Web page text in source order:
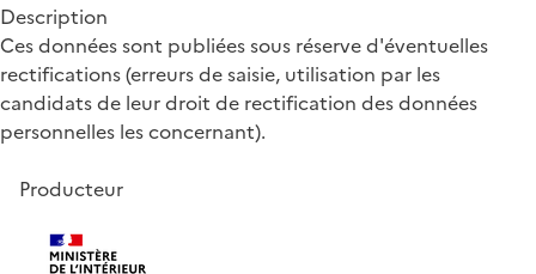
Description
Ces données sont publiées sous réserve d'éventuelles
rectifications (erreurs de saisie, utilisation par les
candidats de leur droit de rectification des données
personnelles les concernant).
Producteur